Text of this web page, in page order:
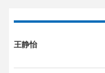
王静怡